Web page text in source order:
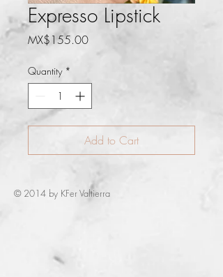
Expresso Lipstick
MX$155.00Price
Quantity *
Add to Cart
© 2014 by KFer Valtierra